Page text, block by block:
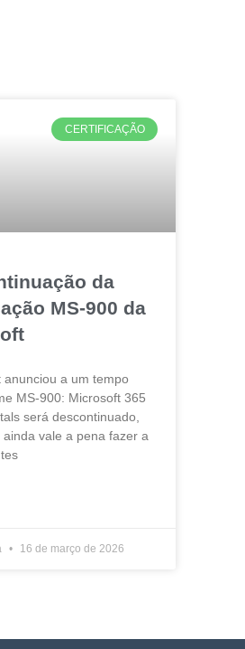
CERTIFICAÇÃO
da
MS-900 da
anunciou a um tempo
MS-900: Microsoft 365
será descontinuado,
ainda vale a pena fazer a
16 de março de 2026